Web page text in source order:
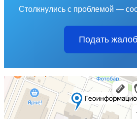
Столкнулись с проблемой —
Подать